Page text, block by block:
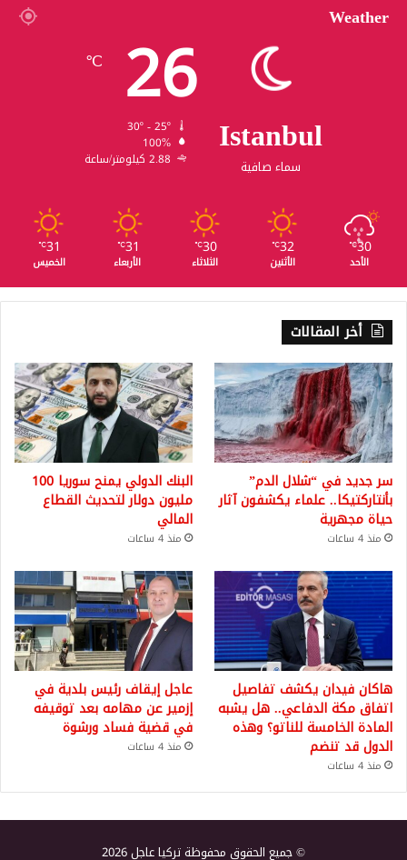
Weather
Istanbul
سماء صافية
26
℃
100%
2.88 كيلومتر/ساعة
30
℃
الأحد
32
℃
الأثنين
30
℃
الثلاثاء
31
℃
الأربعاء
31
℃
الخميس
أخر المقالات
سر جديد في “شلال الدم”
بأنتاركتيكا.. علماء يكشفون آثار
حياة مجهرية
منذ 4 ساعات
البنك الدولي يمنح سوريا 100
مليون دولار لتحديث القطاع
المالي
منذ 4 ساعات
هاكان فيدان يكشف تفاصيل
اتفاق مكة الدفاعي.. هل يشبه
المادة الخامسة للناتو؟ وهذه
الدول قد تنضم
منذ 4 ساعات
عاجل إيقاف رئيس بلدية في
إزمير عن مهامه بعد توقيفه
في قضية فساد ورشوة
منذ 4 ساعات
© جميع الحقوق محفوظة تركيا عاجل 2026